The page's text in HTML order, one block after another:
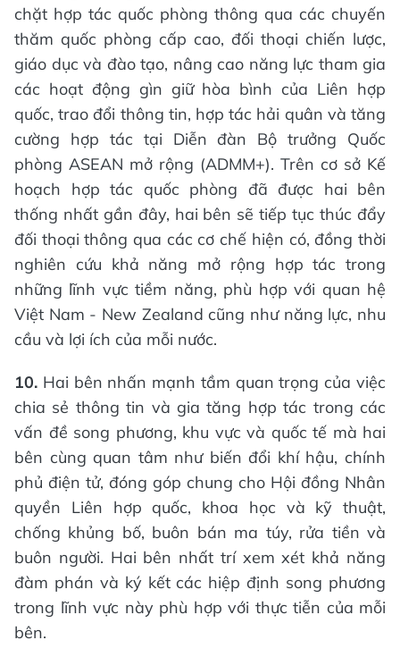
chặt hợp tác quốc phòng thông qua các chuyến
thăm quốc phòng cấp cao, đối thoại chiến lược,
giáo dục và đào tạo, nâng cao năng lực tham gia
các hoạt động gìn giữ hòa bình của Liên hợp
quốc, trao đổi thông tin, hợp tác hải quân và tăng
cường hợp tác tại Diễn đàn Bộ trưởng Quốc
phòng ASEAN mở rộng (ADMM+). Trên cơ sở Kế
hoạch hợp tác quốc phòng đã được hai bên
thống nhất gần đây, hai bên sẽ tiếp tục thúc đẩy
đối thoại thông qua các cơ chế hiện có, đồng thời
nghiên cứu khả năng mở rộng hợp tác trong
những lĩnh vực tiềm năng, phù hợp với quan hệ
Việt Nam - New Zealand cũng như năng lực, nhu
cầu và lợi ích của mỗi nước.
10. Hai bên nhấn mạnh tầm quan trọng của việc
chia sẻ thông tin và gia tăng hợp tác trong các
vấn đề song phương, khu vực và quốc tế mà hai
bên cùng quan tâm như biến đổi khí hậu, chính
phủ điện tử, đóng góp chung cho Hội đồng Nhân
quyền Liên hợp quốc, khoa học và kỹ thuật,
chống khủng bố, buôn bán ma túy, rửa tiền và
buôn người. Hai bên nhất trí xem xét khả năng
đàm phán và ký kết các hiệp định song phương
trong lĩnh vực này phù hợp với thực tiễn của mỗi
bên.